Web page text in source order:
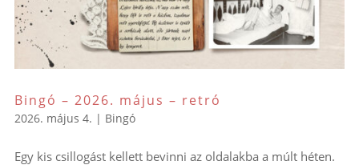
Bingó – 2026. május – retró
2026. május 4. | Bingó
Egy kis csillogást kellett bevinni az oldalakba a múlt héten.